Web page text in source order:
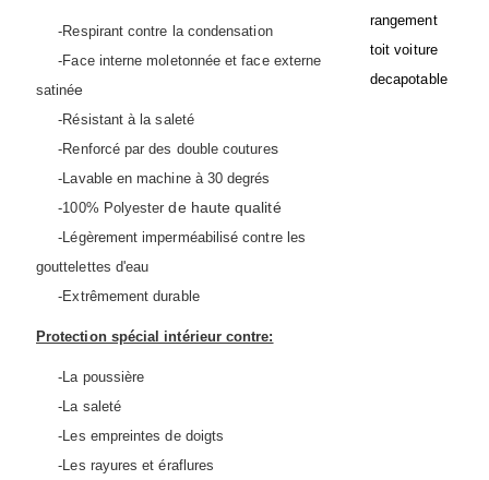
-Respirant contre la condensation
-Face interne moletonnée et face externe
satinée
-Résistant à la saleté
-Renforcé par des double coutures
-Lavable en machine à 30 degrés
-100% Polyester de haute qualité
-Légèrement imperméabilisé contre les
gouttelettes d'eau
-Extrêmement durable
Protection spécial intérieur contre:
-La poussière
-La saleté
-Les empreintes de doigts
-Les rayures et éraflures